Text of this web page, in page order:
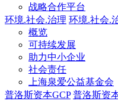
战略合作平台
环境.社会.治理 环境.社会.
概览
可持续发展
助力中小企业
社会责任
上海泉爱公益基金会
普洛斯资本GCP 普洛斯资